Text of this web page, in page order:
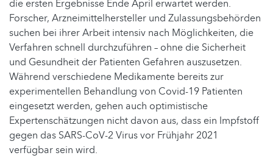
die ersten Ergebnisse Ende April erwartet werden.
Forscher, Arzneimittelhersteller und Zulassungsbehörden
suchen bei ihrer Arbeit intensiv nach Möglichkeiten, die
Verfahren schnell durchzuführen – ohne die Sicherheit
und Gesundheit der Patienten Gefahren auszusetzen.
Während verschiedene Medikamente bereits zur
experimentellen Behandlung von Covid-19 Patienten
eingesetzt werden, gehen auch optimistische
Expertenschätzungen nicht davon aus, dass ein Impfstoff
gegen das SARS-CoV-2 Virus vor Frühjahr 2021
verfügbar sein wird.